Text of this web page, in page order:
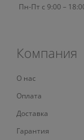
Пн-Пт с 9:00 –
Компания
О нас
Оплата
Доставка
Гарантия